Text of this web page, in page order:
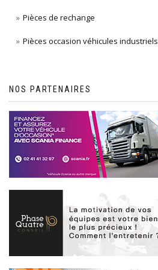
Pièces de rechange
Pièces occasion véhicules industriels
NOS PARTENAIRES